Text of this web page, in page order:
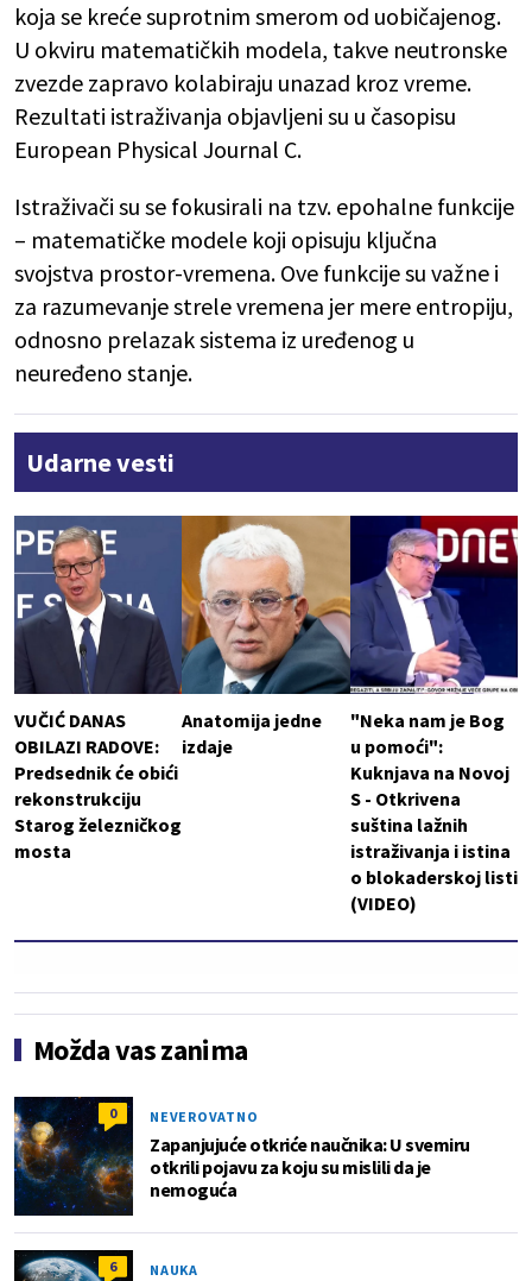
koja se kreće suprotnim smerom od uobičajenog.
U okviru matematičkih modela, takve neutronske
zvezde zapravo kolabiraju unazad kroz vreme.
Rezultati istraživanja objavljeni su u časopisu
European Physical Journal C.
Istraživači su se fokusirali na tzv. epohalne funkcije
– matematičke modele koji opisuju ključna
svojstva prostor-vremena. Ove funkcije su važne i
za razumevanje strele vremena jer mere entropiju,
odnosno prelazak sistema iz uređenog u
neuređeno stanje.
Udarne vesti
VUČIĆ DANAS
OBILAZI RADOVE:
Predsednik će obići
rekonstrukciju
Starog železničkog
mosta
Anatomija jedne
izdaje
"Neka nam je Bog
u pomoći":
Kuknjava na Novoj
S - Otkrivena
suština lažnih
istraživanja i istina
o blokaderskoj listi
(VIDEO)
Možda vas zanima
0 NEVEROVATNO
Zapanjujuće otkriće naučnika: U svemiru
otkrili pojavu za koju su mislili da je
nemoguća
6 NAUKA